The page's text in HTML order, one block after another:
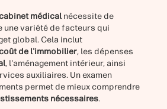
cabinet médicalnécessite de
une variété de facteurs qui
global. Cela inclut
coût de l'immobilier, les dépenses
, l'aménagement intérieur, ainsi
auxiliaires. Un examen
permet de mieux comprendre
nécessaires.